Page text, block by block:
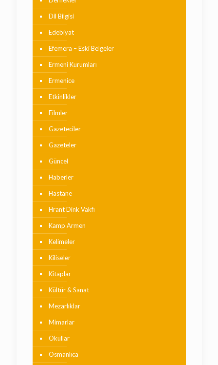
Dil Bilgisi
Edebiyat
Efemera – Eski Belgeler
Ermeni Kurumları
Ermenice
Etkinlikler
Filmler
Gazeteciler
Gazeteler
Güncel
Haberler
Hastane
Hrant Dink Vakfı
Kamp Armen
Kelimeler
Kiliseler
Kitaplar
Kültür & Sanat
Mezarlıklar
Mimarlar
Okullar
Osmanlıca